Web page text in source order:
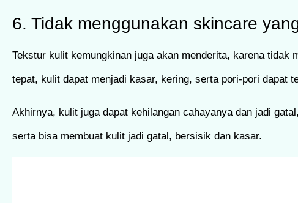
6. Tidak menggunakan skincare
Tekstur kulit kemungkinan juga akan menderita, karena
tepat, kulit dapat menjadi kasar, kering, serta pori-pori dapat
Akhirnya, kulit juga dapat kehilangan cahayanya dan jadi
serta bisa membuat kulit jadi gatal, bersisik dan kasar.